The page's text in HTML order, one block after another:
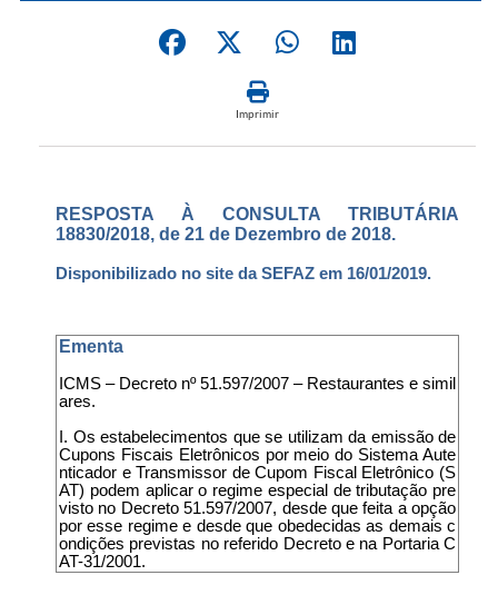
Imprimir
RESPOSTA À CONSULTA TRIBUTÁRIA
18830/2018, de 21 de Dezembro de 2018.
Disponibilizado no site da SEFAZ em 16/01/2019.
Ementa
ICMS – Decreto nº 51.597/2007 – Restaurantes e simil
ares.
I. Os estabelecimentos que se utilizam da emissão de
Cupons Fiscais Eletrônicos por meio do Sistema Aute
nticador e Transmissor de Cupom Fiscal Eletrônico (S
AT) podem aplicar o regime especial de tributação pre
visto no Decreto 51.597/2007, desde que feita a opção
por esse regime e desde que obedecidas as demais c
ondições previstas no referido Decreto e na Portaria C
AT-31/2001.